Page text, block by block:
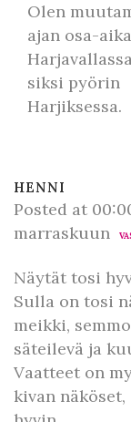
Olen
ajan osa-
siksi pyörin
Harjiksessa.
HENNI
Posted at
marraskuun
Näytät tosi
Sulla on tosi
meikki,
säteilevä ja
Vaatteet on
kivan